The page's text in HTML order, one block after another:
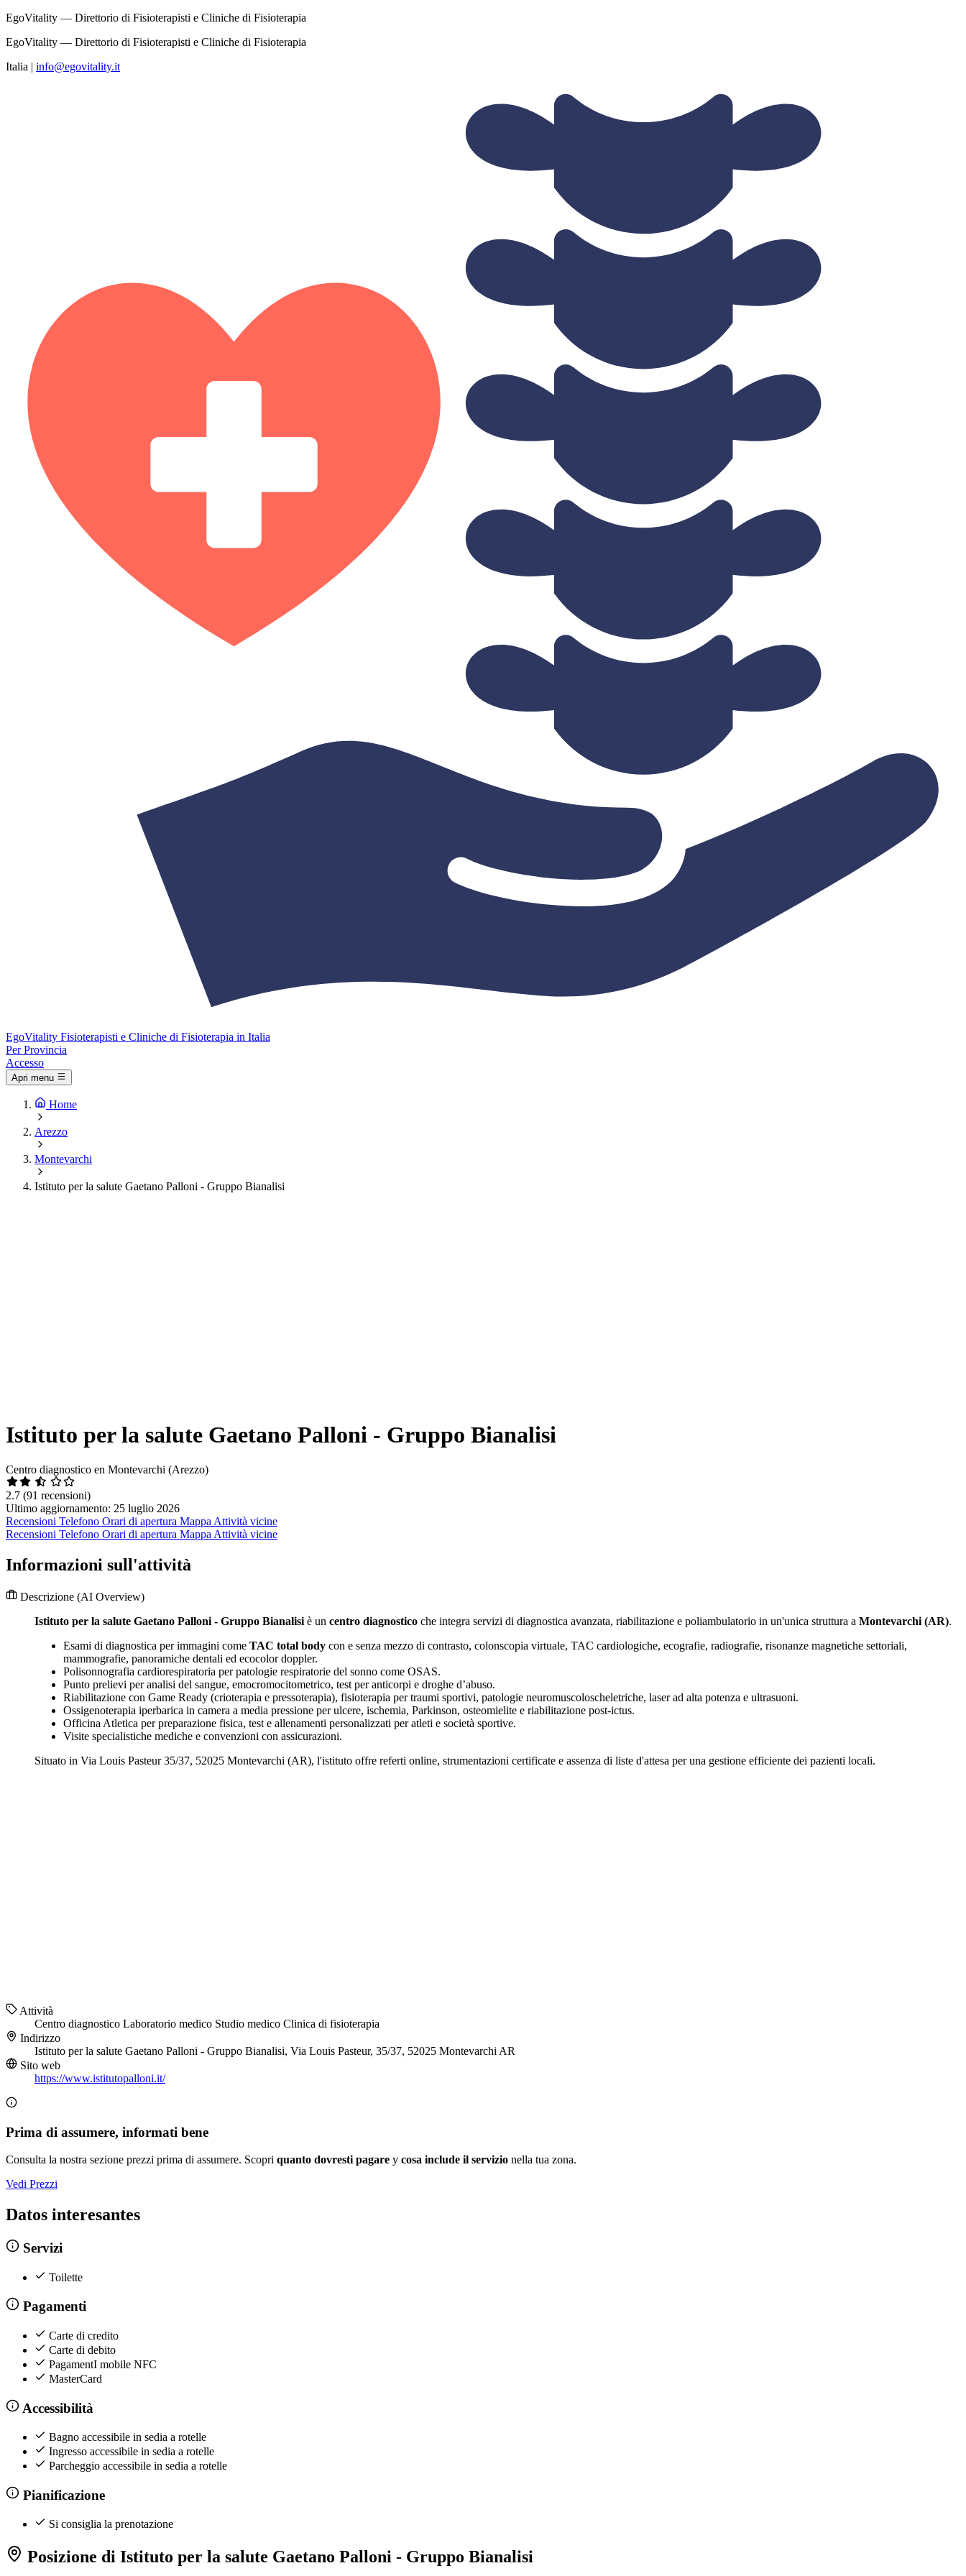
EgoVitality — Direttorio di Fisioterapisti e Cliniche di Fisioterapia
EgoVitality — Direttorio di Fisioterapisti e Cliniche di Fisioterapia
Italia | info@egovitality.it
EgoVitality Fisioterapisti e Cliniche di Fisioterapia in Italia
Per Provincia
Accesso
Apri menu
Home
Arezzo
Montevarchi
Istituto per la salute Gaetano Palloni - Gruppo Bianalisi
Istituto per la salute Gaetano Palloni - Gruppo Bianalisi
Centro diagnostico en Montevarchi (Arezzo)
2.7 (91 recensioni)
Ultimo aggiornamento: 25 luglio 2026
Recensioni Telefono Orari di apertura Mappa Attività vicine
Recensioni Telefono Orari di apertura Mappa Attività vicine
Informazioni sull'attività
Descrizione (AI Overview)
Istituto per la salute Gaetano Palloni - Gruppo Bianalisi è un centro diagnostico che integra servizi di diagnostica avanzata, riabilitazione e poliambulatorio in un'unica struttura a Montevarchi (AR).
Esami di diagnostica per immagini come TAC total body con e senza mezzo di contrasto, colonscopia virtuale, TAC cardiologiche, ecografie, radiografie, risonanze magnetiche settoriali,
mammografie, panoramiche dentali ed ecocolor doppler.
Polisonnografia cardiorespiratoria per patologie respiratorie del sonno come OSAS.
Punto prelievi per analisi del sangue, emocromocitometrico, test per anticorpi e droghe d’abuso.
Riabilitazione con Game Ready (crioterapia e pressoterapia), fisioterapia per traumi sportivi, patologie neuromuscoloscheletriche, laser ad alta potenza e ultrasuoni.
Ossigenoterapia iperbarica in camera a media pressione per ulcere, ischemia, Parkinson, osteomielite e riabilitazione post-ictus.
Officina Atletica per preparazione fisica, test e allenamenti personalizzati per atleti e società sportive.
Visite specialistiche mediche e convenzioni con assicurazioni.
Situato in Via Louis Pasteur 35/37, 52025 Montevarchi (AR), l'istituto offre referti online, strumentazioni certificate e assenza di liste d'attesa per una gestione efficiente dei pazienti locali.
Attività
Centro diagnostico Laboratorio medico Studio medico Clinica di fisioterapia
Indirizzo
Istituto per la salute Gaetano Palloni - Gruppo Bianalisi, Via Louis Pasteur, 35/37, 52025 Montevarchi AR
Sito web
https://www.istitutopalloni.it/
Prima di assumere, informati bene
Consulta la nostra sezione prezzi prima di assumere. Scopri quanto dovresti pagare y cosa include il servizio nella tua zona.
Vedi Prezzi
Datos interesantes
Servizi
Toilette
Pagamenti
Carte di credito
Carte di debito
PagamentI mobile NFC
MasterCard
Accessibilità
Bagno accessibile in sedia a rotelle
Ingresso accessibile in sedia a rotelle
Parcheggio accessibile in sedia a rotelle
Pianificazione
Si consiglia la prenotazione
Posizione di Istituto per la salute Gaetano Palloni - Gruppo Bianalisi